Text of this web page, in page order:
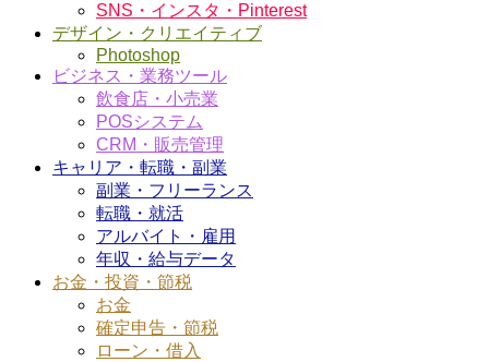
SNS・インスタ・Pinterest
デザイン・クリエイティブ
Photoshop
ビジネス・業務ツール
飲食店・小売業
POSシステム
CRM・販売管理
キャリア・転職・副業
副業・フリーランス
転職・就活
アルバイト・雇用
年収・給与データ
お金・投資・節税
お金
確定申告・節税
ローン・借入